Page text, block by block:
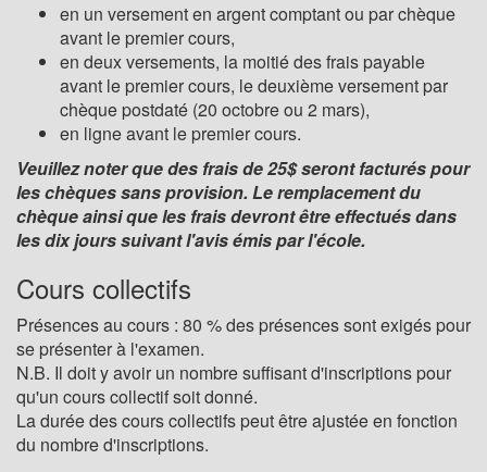
en un versement en argent comptant ou par chèque
avant le premier cours,
en deux versements, la moitié des frais payable
avant le premier cours, le deuxième versement par
chèque postdaté (20 octobre ou 2 mars),
en ligne avant le premier cours.
Veuillez noter que des frais de 25$ seront facturés pour
les chèques sans provision. Le remplacement du
chèque ainsi que les frais devront être effectués dans
les dix jours suivant l'avis émis par l'école.
Cours collectifs
Présences au cours : 80 % des présences sont exigés pour
se présenter à l'examen.
N.B. Il doit y avoir un nombre suffisant d'inscriptions pour
qu'un cours collectif soit donné.
La durée des cours collectifs peut être ajustée en fonction
du nombre d'inscriptions.